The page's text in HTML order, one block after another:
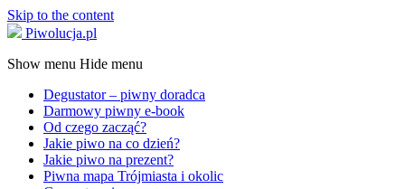
Skip to the content
Piwolucja.pl
Show menu Hide menu
Degustator – piwny doradca
Darmowy piwny e-book
Od czego zacząć?
Jakie piwo na co dzień?
Jakie piwo na prezent?
Piwna mapa Trójmiasta i okolic